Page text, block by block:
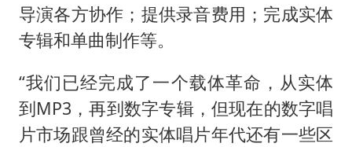
导演各方协作；提供录音费用；完成实体
专辑和单曲制作等。
“我们已经完成了一个载体革命，从实体
到MP3，再到数字专辑，但现在的数字唱
片市场跟曾经的实体唱片年代还有一些区